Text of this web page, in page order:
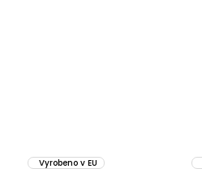
Vyrobeno v EU